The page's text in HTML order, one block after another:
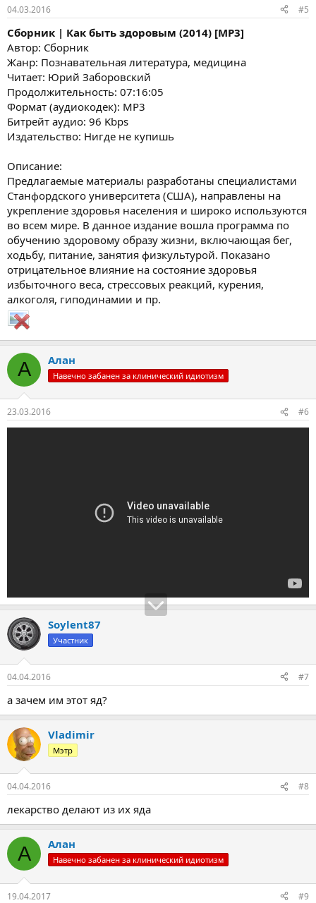
04.03.2016 #5
Сборник | Как быть здоровым (2014) [MP3]
Автор: Сборник
Жанр: Познавательная литература, медицина
Читает: Юрий Заборовский
Продолжительность: 07:16:05
Формат (аудиокодек): MP3
Битрейт аудио: 96 Kbps
Издательство: Нигде не купишь
Описание:
Предлагаемые материалы разработаны специалистами
Станфордского университета (США), направлены на
укрепление здоровья населения и широко используются
во всем мире. В данное издание вошла программа по
обучению здоровому образу жизни, включающая бег,
ходьбу, питание, занятия физкультурой. Показано
отрицательное влияние на состояние здоровья
избыточного веса, стрессовых реакций, курения,
алкоголя, гиподинамии и пр.
А Алан
Навечно забанен за клинический идиотизм
23.03.2016 #6
Soylent87
Участник
04.04.2016 #7
а зачем им этот яд?
Vladimir
Мэтр
04.04.2016 #8
лекарство делают из их яда
А Алан
Навечно забанен за клинический идиотизм
19.04.2017 #9